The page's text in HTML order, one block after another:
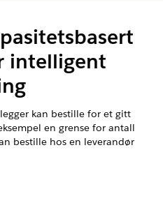
intelligent
kan bestille for et gitt
en grense for antall
bestille hos en leverandør